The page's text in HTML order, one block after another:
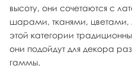
высоту, они сочетаются с
шарами, тканями, цветами,
этой категории
они подойдут для декора
гаммы.